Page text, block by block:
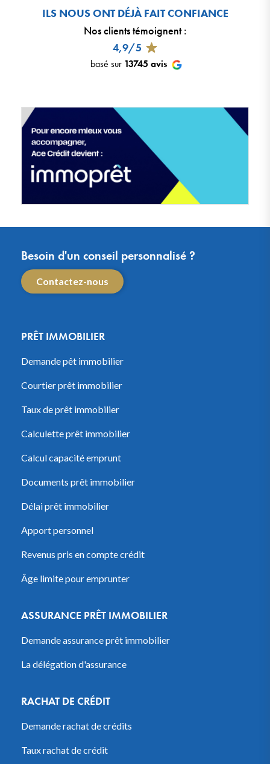
ILS NOUS ONT DÉJÀ FAIT CONFIANCE
Nos clients témoignent:
4,9/5
basé sur 13745 avis
Besoin d'un conseil personnalisé ?
Contactez-nous
PRÊT IMMOBILIER
Demande pêt immobilier
Courtier prêt immobilier
Taux de prêt immobilier
Calculette prêt immobilier
Calcul capacité emprunt
Documents prêt immobilier
Délai prêt immobilier
Apport personnel
Revenus pris en compte crédit
Âge limite pour emprunter
ASSURANCE PRÊT IMMOBILIER
Demande assurance prêt immobilier
La délégation d'assurance
RACHAT DE CRÉDIT
Demande rachat de crédits
Taux rachat de crédit